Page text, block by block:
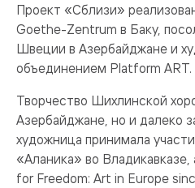
Проект «Сблизи»
Goethe-Zentrum в Баку,
Швеции в Азербайджане и
объединением Platform ART.
Творчество Шихлинской
Азербайджане, но и далеко
художница принимала
«Аланика» во
for Freedom: Art in Europe